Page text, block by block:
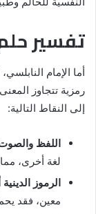
تفسير
أما الإمام
رمزية تتجاوز
إلى النقاط التالية:
اللفظ
لغة أخرى،
الرموز الدينية
معين، فقد